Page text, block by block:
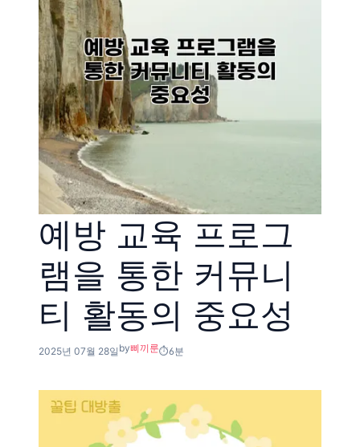
예방 교육 프로그
램을 통한 커뮤니
티 활동의 중요성
2025년 07월 28일 by삐끼룬 6분